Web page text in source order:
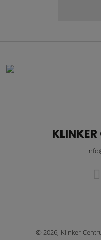
© 2026, Klinker